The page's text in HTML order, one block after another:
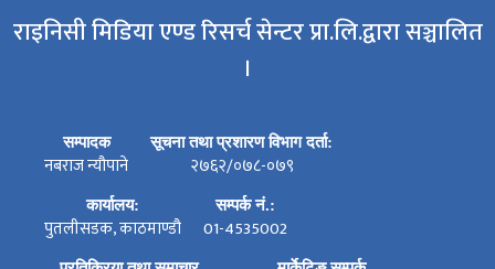
राइनिसी मिडिया एण्ड रिसर्च सेन्टर प्रा.लि.द्वारा सञ्चालित
।
सम्पादक
नबराज न्यौपाने
सूचना तथा प्रशारण विभाग दर्ता:
२७६२/०७८-०७९
कार्यालय:
पुतलीसडक, काठमाण्डौ
सम्पर्क नं.:
01-4535002